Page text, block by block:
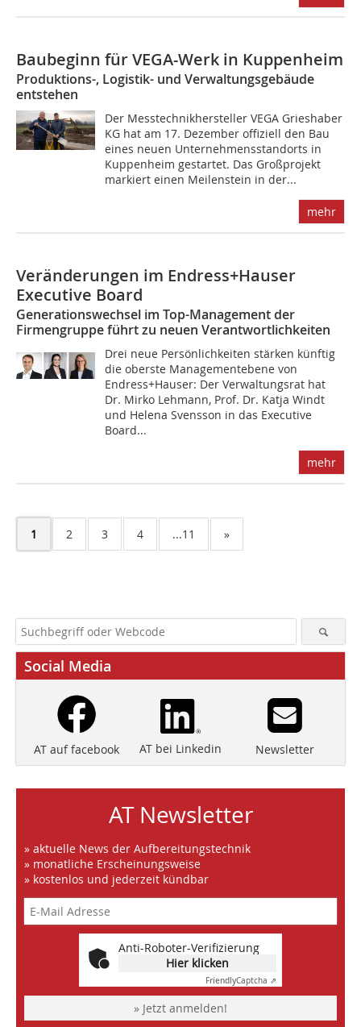
Baubeginn für VEGA-Werk in Kuppenheim
Produktions-, Logistik- und Verwaltungsgebäude
entstehen
Der Messtechnikhersteller VEGA Grieshaber
KG hat am 17. Dezember offiziell den Bau
eines neuen Unternehmensstandorts in
Kuppenheim gestartet. Das Großprojekt
markiert einen Meilenstein in der...
mehr
Veränderungen im Endress+Hauser
Executive Board
Generationswechsel im Top-Management der
Firmengruppe führt zu neuen Verantwortlichkeiten
Drei neue Persönlichkeiten stärken künftig
die oberste Managementebene von
Endress+Hauser: Der Verwaltungsrat hat
Dr. Mirko Lehmann, Prof. Dr. Katja Windt
und Helena Svensson in das Executive
Board...
mehr
1 2 3 4 ...11 »
Social Media
AT auf facebook AT bei Linkedin Newsletter
AT Newsletter
» aktuelle News der Aufbereitungstechnik
» monatliche Erscheinungsweise
» kostenlos und jederzeit kündbar
Anti-Roboter-Verifizierung
Hier klicken
FriendlyCaptcha ⇗
» Jetzt anmelden!